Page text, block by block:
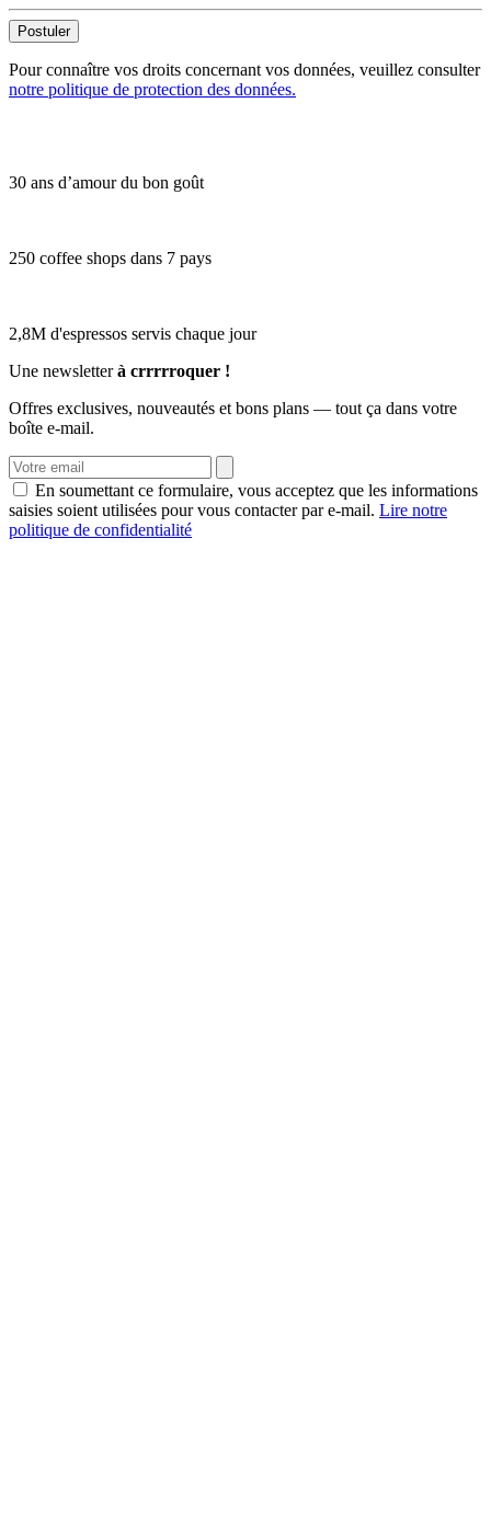
Postuler
Pour connaître vos droits concernant vos données, veuillez consulter
notre politique de protection des données.
30 ans d’amour du bon goût
250 coffee shops dans 7 pays
2,8M d'espressos servis chaque jour
Une newsletterà crrrrroquer !
Offres exclusives, nouveautés et bons plans — tout ça dans votre
boîte e-mail.
En soumettant ce formulaire, vous acceptez que les informations
saisies soient utilisées pour vous contacter par e-mail. Lire notre
politique de confidentialité